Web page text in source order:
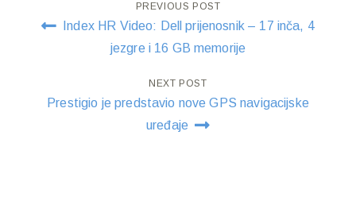
Post
navigation
PREVIOUS POST
Index HR Video: Dell prijenosnik – 17 inča, 4
jezgre i 16 GB memorije
NEXT POST
Prestigio je predstavio nove GPS navigacijske
uređaje